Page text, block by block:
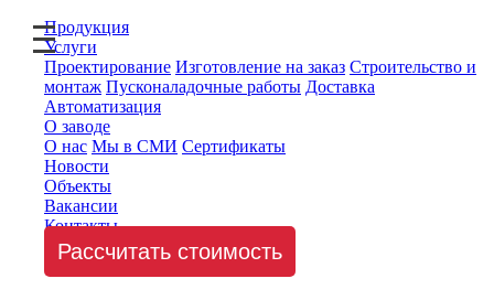
Продукция
Услуги
Проектирование Изготовление на заказ Строительство и
монтаж Пусконаладочные работы Доставка
Автоматизация
О заводе
О нас Мы в СМИ Сертификаты
Новости
Объекты
Вакансии
Контакты
Рассчитать стоимость